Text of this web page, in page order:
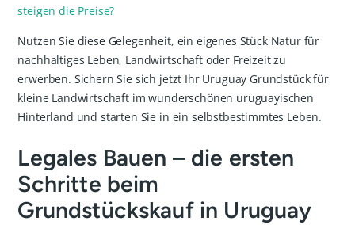
steigen die Preise?
Nutzen Sie diese Gelegenheit, ein eigenes Stück Natur für
nachhaltiges Leben, Landwirtschaft oder Freizeit zu
erwerben. Sichern Sie sich jetzt Ihr Uruguay Grundstück für
kleine Landwirtschaft im wunderschönen uruguayischen
Hinterland und starten Sie in ein selbstbestimmtes Leben.
Legales Bauen – die ersten
Schritte beim
Grundstückskauf in Uruguay